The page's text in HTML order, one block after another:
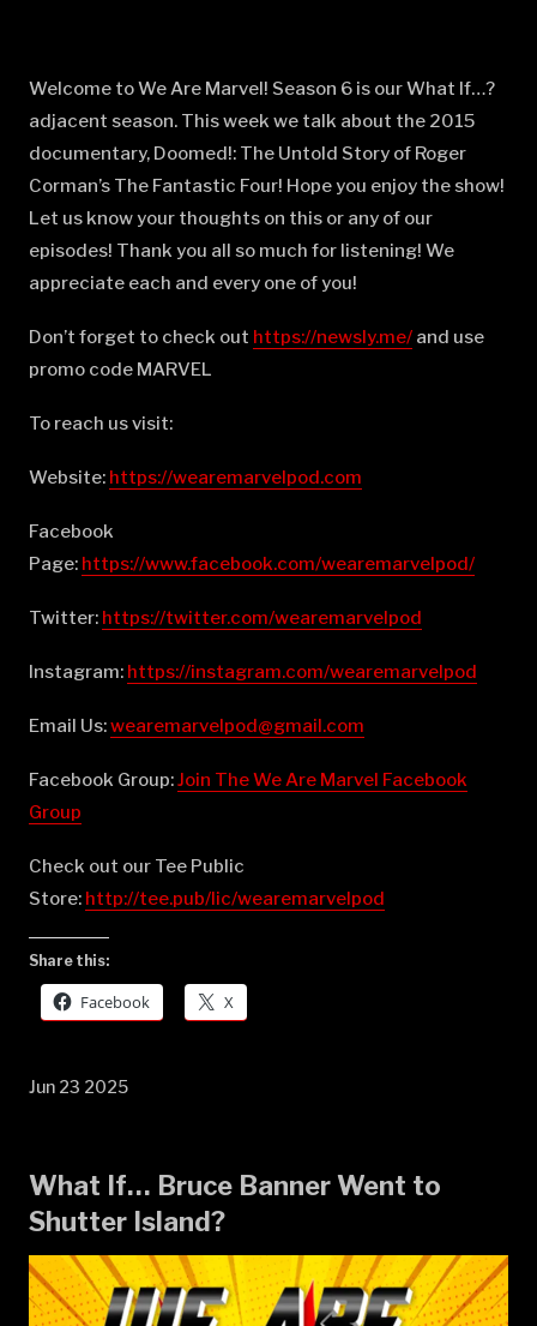
Welcome to We Are Marvel! Season 6 is our What If…?
adjacent season. This week we talk about the 2015
documentary, Doomed!: The Untold Story of Roger
Corman’s The Fantastic Four! Hope you enjoy the show!
Let us know your thoughts on this or any of our
episodes! Thank you all so much for listening! We
appreciate each and every one of you!
Don’t forget to check out ⁠⁠⁠⁠⁠⁠⁠⁠⁠⁠⁠⁠⁠⁠⁠⁠⁠⁠⁠⁠⁠⁠⁠⁠⁠⁠⁠⁠⁠⁠⁠⁠⁠⁠⁠⁠⁠⁠⁠⁠⁠⁠⁠⁠⁠⁠⁠⁠⁠⁠⁠⁠https://newsly.me/⁠⁠⁠⁠⁠⁠⁠⁠⁠⁠⁠⁠⁠⁠⁠⁠⁠⁠⁠⁠⁠⁠⁠⁠⁠⁠⁠⁠⁠⁠⁠⁠⁠⁠⁠⁠⁠⁠⁠⁠⁠⁠⁠⁠⁠⁠⁠⁠⁠⁠⁠⁠ and use
promo code MARVEL
To reach us visit:
Website: ⁠⁠⁠⁠⁠⁠⁠⁠⁠⁠⁠⁠⁠⁠⁠⁠⁠⁠⁠⁠⁠⁠⁠⁠⁠⁠⁠⁠⁠⁠⁠⁠⁠⁠⁠⁠⁠⁠⁠⁠⁠⁠⁠⁠⁠⁠⁠⁠⁠⁠⁠⁠https://wearemarvelpod.com⁠⁠⁠⁠⁠⁠⁠⁠⁠⁠⁠⁠⁠⁠⁠⁠⁠⁠⁠⁠⁠⁠⁠⁠⁠⁠⁠⁠⁠⁠⁠⁠⁠⁠⁠⁠⁠⁠⁠⁠⁠⁠⁠⁠⁠⁠⁠⁠⁠⁠⁠⁠
Facebook
Page: ⁠⁠⁠⁠⁠⁠⁠⁠⁠⁠⁠⁠⁠⁠⁠⁠⁠⁠⁠⁠⁠⁠⁠⁠⁠⁠⁠⁠⁠⁠⁠⁠⁠⁠⁠⁠⁠⁠⁠⁠⁠⁠⁠⁠⁠⁠⁠⁠⁠⁠⁠⁠https://www.facebook.com/wearemarvelpod/⁠⁠⁠⁠⁠⁠⁠⁠⁠⁠⁠⁠⁠⁠⁠⁠⁠⁠⁠⁠⁠⁠⁠⁠⁠⁠⁠⁠⁠⁠⁠⁠⁠⁠⁠⁠⁠⁠⁠⁠⁠⁠⁠⁠⁠⁠⁠⁠⁠⁠⁠⁠
Twitter: ⁠⁠⁠⁠⁠⁠⁠⁠⁠⁠⁠⁠⁠⁠⁠⁠⁠⁠⁠⁠⁠⁠⁠⁠⁠⁠⁠⁠⁠⁠⁠⁠⁠⁠⁠⁠⁠⁠⁠⁠⁠⁠⁠⁠⁠⁠⁠⁠⁠⁠⁠⁠https://twitter.com/wearemarvelpod⁠⁠⁠⁠⁠⁠⁠⁠⁠⁠⁠⁠⁠⁠⁠⁠⁠⁠⁠⁠⁠⁠⁠⁠⁠⁠⁠⁠⁠⁠⁠⁠⁠⁠⁠⁠⁠⁠⁠⁠⁠⁠⁠⁠⁠⁠⁠⁠⁠⁠⁠⁠
Instagram: ⁠⁠⁠⁠⁠⁠⁠⁠⁠⁠⁠⁠⁠⁠⁠⁠⁠⁠⁠⁠⁠⁠⁠⁠⁠⁠⁠⁠⁠⁠⁠⁠⁠⁠⁠⁠⁠⁠⁠⁠⁠⁠⁠⁠⁠⁠⁠⁠⁠⁠⁠⁠https://instagram.com/wearemarvelpod⁠⁠⁠⁠⁠⁠⁠⁠⁠⁠⁠⁠⁠⁠⁠⁠⁠⁠⁠⁠⁠⁠⁠⁠⁠⁠⁠⁠⁠⁠⁠⁠⁠⁠⁠⁠⁠⁠⁠⁠⁠⁠⁠⁠⁠⁠⁠⁠⁠⁠⁠⁠
Email Us:⁠⁠⁠⁠⁠⁠⁠⁠⁠⁠⁠⁠⁠⁠⁠⁠⁠⁠⁠⁠⁠⁠⁠⁠⁠⁠⁠⁠⁠⁠⁠⁠⁠⁠⁠⁠⁠⁠⁠⁠⁠⁠⁠⁠⁠⁠⁠⁠⁠⁠⁠⁠wearemarvelpod@gmail.com⁠⁠⁠⁠⁠⁠⁠⁠⁠⁠⁠⁠⁠⁠⁠⁠⁠⁠⁠⁠⁠⁠⁠⁠⁠⁠⁠⁠⁠⁠⁠⁠⁠⁠⁠⁠⁠⁠⁠⁠⁠⁠⁠⁠⁠⁠⁠⁠⁠⁠⁠⁠
Facebook Group:⁠⁠⁠⁠⁠⁠⁠⁠⁠⁠⁠⁠⁠⁠⁠⁠⁠⁠⁠⁠⁠⁠⁠⁠⁠⁠⁠⁠⁠⁠⁠⁠⁠⁠⁠⁠⁠⁠⁠⁠⁠⁠⁠⁠⁠⁠⁠⁠⁠⁠⁠⁠Join The We Are Marvel Facebook
Group⁠⁠⁠⁠⁠⁠⁠⁠⁠⁠⁠⁠⁠⁠⁠⁠⁠⁠⁠⁠⁠⁠⁠⁠⁠⁠⁠⁠⁠⁠⁠⁠⁠⁠⁠⁠⁠⁠⁠⁠⁠⁠⁠⁠⁠⁠⁠⁠⁠⁠⁠⁠
Check out our Tee Public
Store: ⁠⁠⁠⁠⁠⁠⁠⁠⁠⁠⁠⁠⁠⁠⁠⁠⁠⁠⁠⁠⁠⁠⁠⁠⁠⁠⁠⁠⁠⁠⁠⁠⁠⁠⁠⁠⁠⁠⁠⁠⁠⁠⁠⁠⁠⁠⁠⁠⁠⁠⁠⁠http://tee.pub/lic/wearemarvelpod⁠
Share this:
Facebook X
Jun 23 2025
What If… Bruce Banner Went to
Shutter Island?